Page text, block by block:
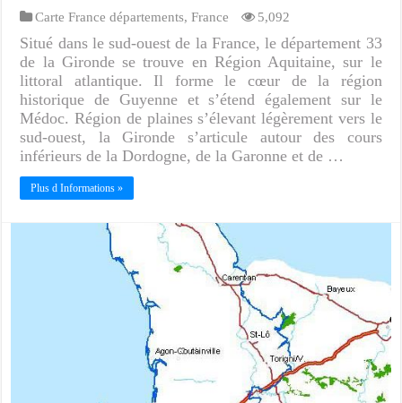
Carte France départements,France 5,092
Situé dans le sud-ouest de la France, le département 33
de la Gironde se trouve en Région Aquitaine, sur le
littoral atlantique. Il forme le cœur de la région
historique de Guyenne et s’étend également sur le
Médoc. Région de plaines s’élevant légèrement vers le
sud-ouest, la Gironde s’articule autour des cours
inférieurs de la Dordogne, de la Garonne et de …
Plus d Informations »